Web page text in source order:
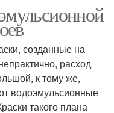
созданные на
расход
к тому же,
водоэмульсионные
такого плана